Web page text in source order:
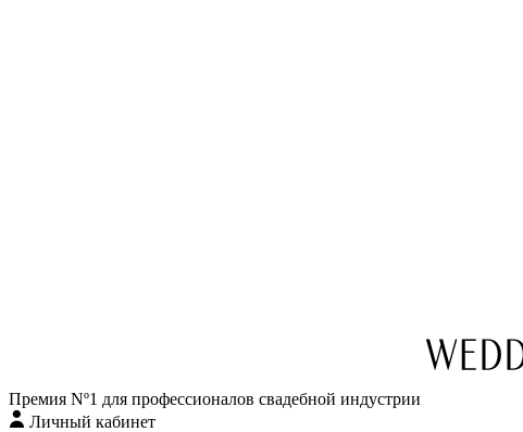
Премия Nº1 для профессионалов свадебной индустрии
Личный кабинет